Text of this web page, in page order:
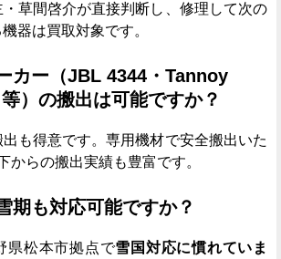
草間啓介が直接判断し、修理して次の
器は買取対象です。
カー（JBL 4344・Tannoy
）の搬出は可能ですか？
も得意です。専用機材で安全搬出いた
からの搬出実績も豊富です。
期も対応可能ですか？
県松本市拠点で雪国対応に慣れていま